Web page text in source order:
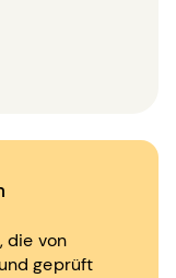
die von
geprüft